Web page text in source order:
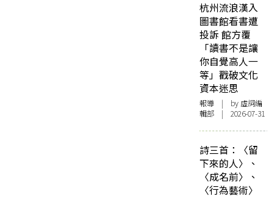
杭州流浪漢入
圖書館看書遭
投訴 館方覆
「讀書不是讓
你自覺高人一
等」戳破文化
資本迷思
報導 | by 虛詞編
輯部 | 2026-07-31
詩三首：〈留
下來的人〉、
〈成名前〉、
〈行為藝術〉